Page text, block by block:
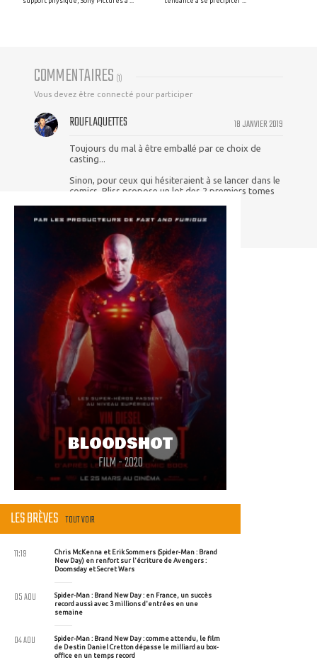
COMMENTAIRES (1)
Vous devez être connecté pour participer
18 JANVIER 2019
ROUFLAQUETTES
Toujours du mal à être emballé par ce choix de
casting...
Sinon, pour ceux qui hésiteraient à se lancer dans le
comics, Bliss propose un lot des 2 premiers tomes
BLOODSHOT
FILM - 2020
LES BRÈVES TOUT VOIR
Chris McKenna et Erik Sommers (Spider-Man : Brand
New Day) en renfort sur l'écriture de Avengers :
Doomsday et Secret Wars
11:19
Spider-Man : Brand New Day : en France, un succès
record aussi avec 3 millions d'entrées en une
semaine
05 AOU
Spider-Man : Brand New Day : comme attendu, le film
de Destin Daniel Cretton dépasse le milliard au box-
office en un temps record
04 AOU